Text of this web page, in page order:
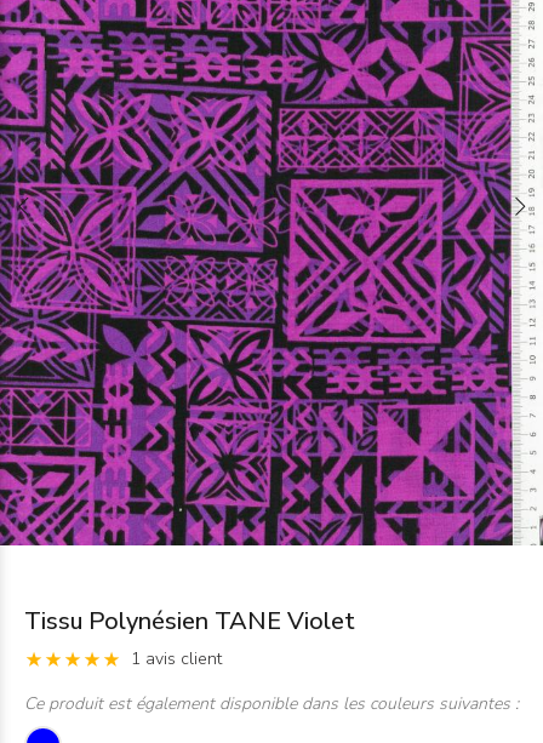
Tissu Polynésien TANE Violet
1 avis client
Ce produit est également disponible dans les couleurs suivantes :